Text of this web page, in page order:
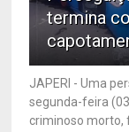
termina
JAPERI - Uma
segunda-feira
criminoso morto,